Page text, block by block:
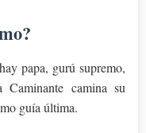
papa, gurú supremo,
Caminante camina su
guía última.